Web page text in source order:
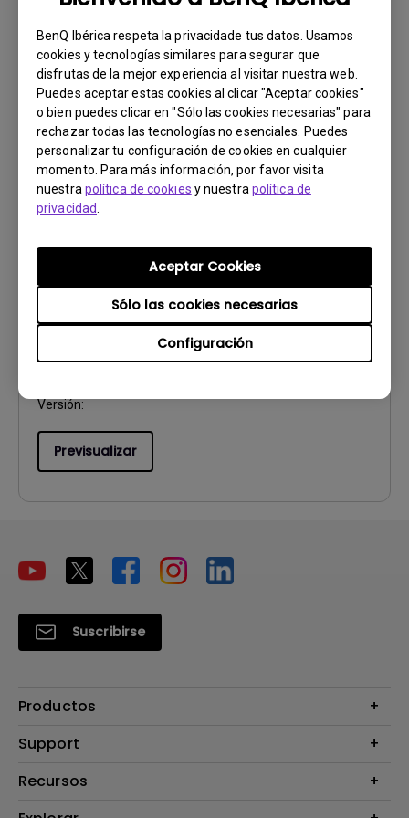
BenQ Ibérica respeta la privacidade tus datos. Usamos
cookies y tecnologías similares para segurar que
disfrutas de la mejor experiencia al visitar nuestra web.
Puedes aceptar estas cookies al clicar "Aceptar cookies"
o bien puedes clicar en "Sólo las cookies necesarias" para
rechazar todas las tecnologías no esenciales. Puedes
personalizar tu configuración de cookies en cualquier
momento. Para más información, por favor visita
nuestra política de cookies y nuestra política de
privacidad
Configuración
Sólo las cookies necesarias
Aceptar Cookies
Actualizar:2021/01/06
European Spanish
Tamaño de archivo:85.48 KB
Versión:
Previsualizar
Manual del usuario
Idioma:
Versión:
Previsualizar
Suscribirse
Productos
Proyectores
Iluminación
Altavoz
Support
Contáctanos
Recursos